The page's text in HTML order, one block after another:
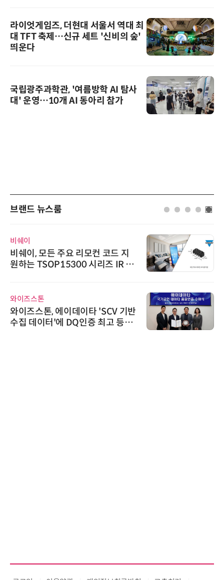
라이엇게임즈, 더현대 서울서 역대 최
대 TFT 축제…신규 세트 '신비의 숲'
띄운다
국립광주과학관, '여름방학 AI 탐사
대' 운영…10개 AI 동아리 참가
브랜드 뉴스룸
비쉐이
비쉐이, 모든 주요 리모컨 코드 지
원하는 TSOP15300 시리즈 IR 수
와이즈스톤
와이즈스톤, 에이데이타 'SCV 기반
수집 데이터'에 DQ인증 최고 등급